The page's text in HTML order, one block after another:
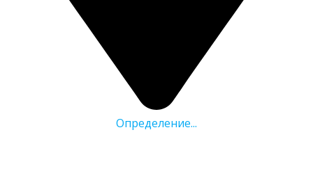
Определение...